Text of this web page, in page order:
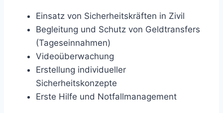
Einsatz von Sicherheitskräften in Zivil
Begleitung und Schutz von Geldtransfers
(Tageseinnahmen)
Videoüberwachung
Erstellung individueller
Sicherheitskonzepte
Erste Hilfe und Notfallmanagement